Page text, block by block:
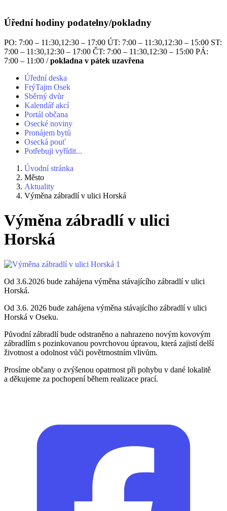
Úřední hodiny podatelny/pokladny
PO: 7:00 – 11:30,12:30 – 17:00 ÚT: 7:00 – 11:30,12:30 – 15:00 ST:
7:00 – 11:30,12:30 – 17:00 ČT: 7:00 – 11:30,12:30 – 15:00 PÁ:
7:00 – 11:00 /pokladna v pátek uzavřena
Úřední deska
FrýTajm Osek
Sběrný dvůr
Kalendář akcí
Portál občana
Osecké noviny
Pronájem bytů
Osecká pouť
Potřebuji vyřídit...
Úvodní stránka
Město
Aktuality
Výměna zábradlí v ulici Horská
Výměna zábradlí v ulici
Horská
Od 3.6.2026 bude zahájena výměna stávajícího zábradlí v ulici
Horská.
Od 3.6. 2026 bude zahájena výměna stávajícího zábradlí v ulici
Horská v Oseku.
Původní zábradlí bude odstraněno a nahrazeno novým kovovým
zábradlím s pozinkovanou povrchovou úpravou, která zajistí delší
životnost a odolnost vůči povětrnostním vlivům.
Prosíme občany o zvýšenou opatrnost při pohybu v dané lokalitě
a děkujeme za pochopení během realizace prací.